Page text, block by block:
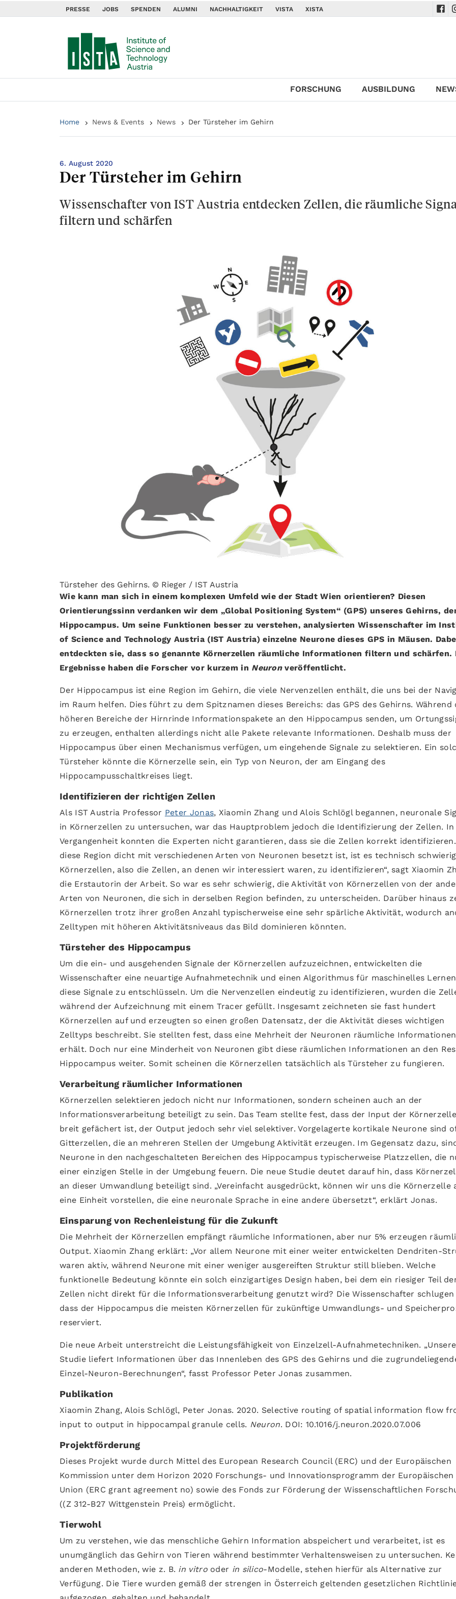
PRESSE JOBS SPENDEN ALUMNI NACHHALTIGKEIT VISTA XISTA
FORSCHUNG AUSBILDUNG
Home News & Events News Der Türsteher im Gehirn
6. August 2020
Der Türsteher im Gehirn
Wissenschafter von IST Austria entdecken Zellen, die räumliche
filtern und schärfen
Türsteher des Gehirns. © Rieger / IST Austria
Wie kann man sich in einem komplexen Umfeld wie der Stadt Wien orientieren? Diesen
Orientierungssinn verdanken wir dem „Global Positioning System“ (GPS) unseres Gehirns,
Hippocampus. Um seine Funktionen besser zu verstehen, analysierten Wissenschafter im
of Science and Technology Austria (IST Austria) einzelne Neurone dieses GPS in Mäusen.
entdeckten sie, dass so genannte Körnerzellen räumliche Informationen filtern und schärfen.
Ergebnisse haben die Forscher vor kurzem in Neuronveröffentlicht.
Der Hippocampus ist eine Region im Gehirn, die viele Nervenzellen enthält, die uns bei der
im Raum helfen. Dies führt zu dem Spitznamen dieses Bereichs: das GPS des Gehirns. Während
höheren Bereiche der Hirnrinde Informationspakete an den Hippocampus senden, um
zu erzeugen, enthalten allerdings nicht alle Pakete relevante Informationen. Deshalb muss der
Hippocampus über einen Mechanismus verfügen, um eingehende Signale zu selektieren. Ein
Türsteher könnte die Körnerzelle sein, ein Typ von Neuron, der am Eingang des
Hippocampusschaltkreises liegt.
Identifizieren der richtigen Zellen
Als IST Austria Professor Peter Jonas, Xiaomin Zhang und Alois Schlögl begannen, neuronale
in Körnerzellen zu untersuchen, war das Hauptproblem jedoch die Identifizierung der Zellen. In
Vergangenheit konnten die Experten nicht garantieren, dass sie die Zellen korrekt identifizieren.
diese Region dicht mit verschiedenen Arten von Neuronen besetzt ist, ist es technisch
Körnerzellen, also die Zellen, an denen wir interessiert waren, zu identifizieren“, sagt Xiaomin
die Erstautorin der Arbeit. So war es sehr schwierig, die Aktivität von Körnerzellen von der
Arten von Neuronen, die sich in derselben Region befinden, zu unterscheiden. Darüber hinaus
Körnerzellen trotz ihrer großen Anzahl typischerweise eine sehr spärliche Aktivität, wodurch
Zelltypen mit höheren Aktivitätsniveaus das Bild dominieren könnten.
Türsteher des Hippocampus
Um die ein- und ausgehenden Signale der Körnerzellen aufzuzeichnen, entwickelten die
Wissenschafter eine neuartige Aufnahmetechnik und einen Algorithmus für maschinelles
diese Signale zu entschlüsseln. Um die Nervenzellen eindeutig zu identifizieren, wurden die
während der Aufzeichnung mit einem Tracer gefüllt. Insgesamt zeichneten sie fast hundert
Körnerzellen auf und erzeugten so einen großen Datensatz, der die Aktivität dieses wichtigen
Zelltyps beschreibt. Sie stellten fest, dass eine Mehrheit der Neuronen räumliche Informationen
erhält. Doch nur eine Minderheit von Neuronen gibt diese räumlichen Informationen an den
Hippocampus weiter. Somit scheinen die Körnerzellen tatsächlich als Türsteher zu fungieren.
Verarbeitung räumlicher Informationen
Körnerzellen selektieren jedoch nicht nur Informationen, sondern scheinen auch an der
Informationsverarbeitung beteiligt zu sein. Das Team stellte fest, dass der Input der
breit gefächert ist, der Output jedoch sehr viel selektiver. Vorgelagerte kortikale Neurone sind
Gitterzellen, die an mehreren Stellen der Umgebung Aktivität erzeugen. Im Gegensatz dazu,
Neurone in den nachgeschalteten Bereichen des Hippocampus typischerweise Platzzellen, die
einer einzigen Stelle in der Umgebung feuern. Die neue Studie deutet darauf hin, dass
an dieser Umwandlung beteiligt sind. „Vereinfacht ausgedrückt, können wir uns die Körnerzelle
eine Einheit vorstellen, die eine neuronale Sprache in eine andere übersetzt“, erklärt Jonas.
Einsparung von Rechenleistung für die Zukunft
Die Mehrheit der Körnerzellen empfängt räumliche Informationen, aber nur 5% erzeugen
Output. Xiaomin Zhang erklärt: „Vor allem Neurone mit einer weiter entwickelten Dendriten-
waren aktiv, während Neurone mit einer weniger ausgereiften Struktur still blieben. Welche
funktionelle Bedeutung könnte ein solch einzigartiges Design haben, bei dem ein riesiger Teil
Zellen nicht direkt für die Informationsverarbeitung genutzt wird? Die Wissenschafter schlugen
dass der Hippocampus die meisten Körnerzellen für zukünftige Umwandlungs- und
reserviert.
Die neue Arbeit unterstreicht die Leistungsfähigkeit von Einzelzell-Aufnahmetechniken. „Unsere
Studie liefert Informationen über das Innenleben des GPS des Gehirns und die
Einzel-Neuron-Berechnungen“, fasst Professor Peter Jonas zusammen.
Publikation
Xiaomin Zhang, Alois Schlögl, Peter Jonas. 2020. Selective routing of spatial information flow
input to output in hippocampal granule cells. Neuron. DOI: 10.1016/j.neuron.2020.07.006
Projektförderung
Dieses Projekt wurde durch Mittel des European Research Council (ERC) und der Europäischen
Kommission unter dem Horizon 2020 Forschungs- und Innovationsprogramm der Europäischen
Union (ERC grant agreement no) sowie des Fonds zur Förderung der Wissenschaftlichen
((Z 312-B27 Wittgenstein Preis) ermöglicht.
Tierwohl
Um zu verstehen, wie das menschliche Gehirn Information abspeichert und verarbeitet, ist es
unumgänglich das Gehirn von Tieren während bestimmter Verhaltensweisen zu untersuchen.
anderen Methoden, wie z. B. in vitrooder in silico-Modelle, stehen hierfür als Alternative zur
Verfügung. Die Tiere wurden gemäß der strengen in Österreich geltenden gesetzlichen